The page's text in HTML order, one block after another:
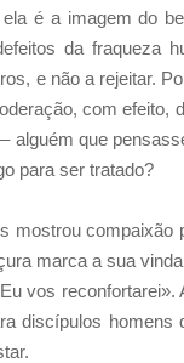
é a imagem do
da fraqueza
e não a rejeitar.
com efeito,
alguém que
para ser tratado?
mostrou
marca a sua
vos
discípulos